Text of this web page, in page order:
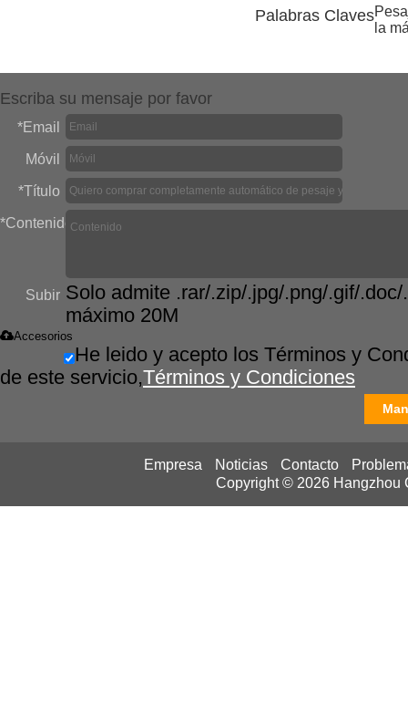
Palabras Claves
la
Escriba su mensaje por favor
*Email
Móvil
*Título
*Contenido
Subir Solo admite .rar/.zip/.jpg/.png/.gif/
máximo 20M
Accesorios
He leido y acepto los Términos y
de este servicio,Términos y Condiciones
Empresa Noticias Contacto
Copyright © 2026 Hangzhou